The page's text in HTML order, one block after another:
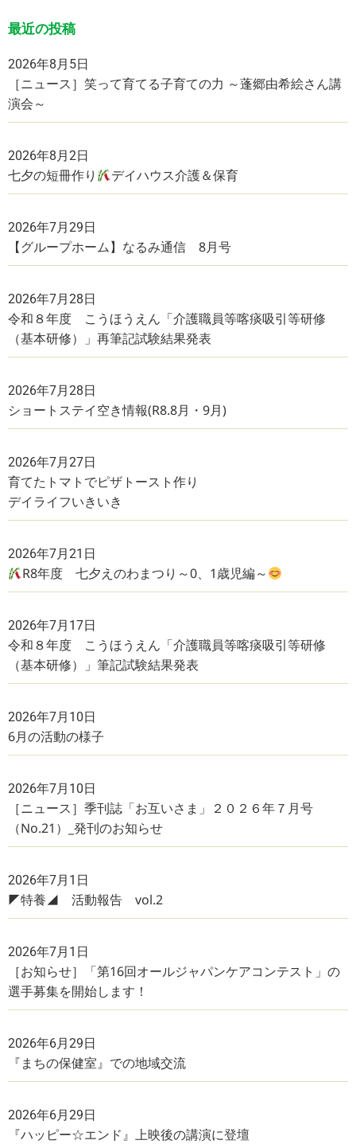
最近の投稿
2026年8月5日
［ニュース］笑って育てる子育ての力 ～蓬郷由希絵さん講
演会～
2026年8月2日
七夕の短冊作り デイハウス介護＆保育
2026年7月29日
【グループホーム】なるみ通信 8月号
2026年7月28日
令和８年度 こうほうえん「介護職員等喀痰吸引等研修
（基本研修）」再筆記試験結果発表
2026年7月28日
ショートステイ空き情報(R8.8月・9月)
2026年7月27日
育てたトマトでピザトースト作り
デイライフいきいき
2026年7月21日
R8年度 七夕えのわまつり～0、1歳児編～
2026年7月17日
令和８年度 こうほうえん「介護職員等喀痰吸引等研修
（基本研修）」筆記試験結果発表
2026年7月10日
6月の活動の様子
2026年7月10日
［ニュース］季刊誌「お互いさま」２０２６年７月号
（No.21）_発刊のお知らせ
2026年7月1日
◤特養◢ 活動報告 vol.2
2026年7月1日
［お知らせ］「第16回オールジャパンケアコンテスト」の
選手募集を開始します！
2026年6月29日
『まちの保健室』での地域交流
2026年6月29日
『ハッピー☆エンド』上映後の講演に登壇